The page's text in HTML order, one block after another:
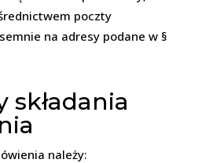
poczty
na adresy podane w §
składania
należy: